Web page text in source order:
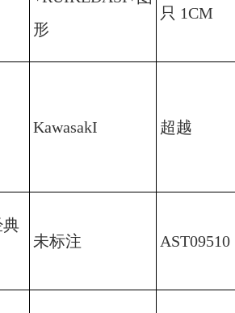
形
只 1CM
KawasakI 超越
未标注 AST09510